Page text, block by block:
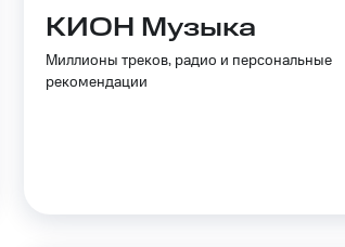
КИОН Музыка
Миллионы треков, радио и персональные
рекомендации